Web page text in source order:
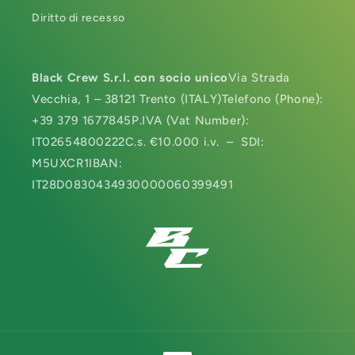
Diritto di recesso
Black Crew S.r.l. con socio unicoVia Strada
Vecchia, 1 – 38121 Trento (ITALY)Telefono (Phone):
+39 379 1677845P.IVA (Vat Number):
IT02654800222C.s. €10.000 i.v. – SDI:
M5UXCR1IBAN:
IT28D0830434930000060399491